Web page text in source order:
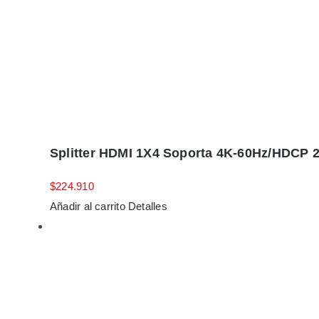
Splitter HDMI 1X4 Soporta 4K-60Hz/HDCP
$224.910
Añadir al carrito Detalles